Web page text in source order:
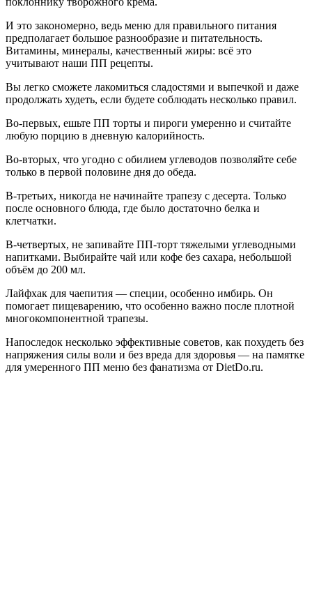
И это закономерно, ведь меню для правильного питания
предполагает большое разнообразие и питательность.
Витамины, минералы, качественный жиры: всё это
учитывают наши ПП рецепты.
Вы легко сможете лакомиться сладостями и выпечкой и даже
продолжать худеть, если будете соблюдать несколько правил.
Во-первых, ешьте ПП торты и пироги умеренно и считайте
любую порцию в дневную калорийность.
Во-вторых, что угодно с обилием углеводов позволяйте себе
только в первой половине дня до обеда.
В-третьих, никогда не начинайте трапезу с десерта. Только
после основного блюда, где было достаточно белка и
клетчатки.
В-четвертых, не запивайте ПП-торт тяжелыми углеводными
напитками. Выбирайте чай или кофе без сахара, небольшой
объём до 200 мл.
Лайфхак для чаепития — специи, особенно имбирь. Он
помогает пищеварению, что особенно важно после плотной
многокомпонентной трапезы.
Напоследок несколько эффективные советов, как похудеть без
напряжения силы воли и без вреда для здоровья — на памятке
для умеренного ПП меню без фанатизма от DietDo.ru.